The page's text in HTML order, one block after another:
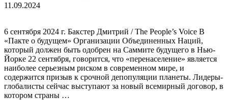
11.09.2024
6 сентября 2024 г. Бакстер Дмитрий / The People’s Voice В
«Пакте о будущем» Организации Объединенных Наций,
который должен быть одобрен на Саммите будущего в Нью-
Йорке 22 сентября, говорится, что «перенаселение» является
наиболее серьезным риском в современном мире, и
содержится призыв к срочной депопуляции планеты. Лидеры-
глобалисты сейчас выступают за новый всемирный договор, в
котором страны …